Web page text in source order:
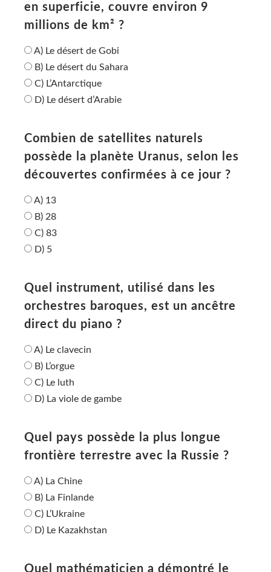
en superficie, couvre environ 9
millions de km² ?
A) Le désert de Gobi
B) Le désert du Sahara
C) L’Antarctique
D) Le désert d’Arabie
Combien de satellites naturels
possède la planète Uranus, selon les
découvertes confirmées à ce jour ?
A) 13
B) 28
C) 83
D) 5
Quel instrument, utilisé dans les
orchestres baroques, est un ancêtre
direct du piano ?
A) Le clavecin
B) L’orgue
C) Le luth
D) La viole de gambe
Quel pays possède la plus longue
frontière terrestre avec la Russie ?
A) La Chine
B) La Finlande
C) L’Ukraine
D) Le Kazakhstan
Quel mathématicien a démontré le